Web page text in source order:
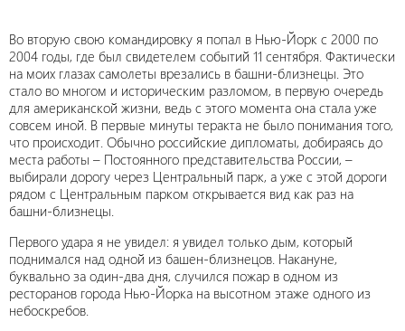
Во вторую свою командировку я попал в Нью-Йорк с 2000 по
2004 годы, где был свидетелем событий 11 сентября. Фактически
на моих глазах самолеты врезались в башни-близнецы. Это
стало во многом и историческим разломом, в первую очередь
для американской жизни, ведь с этого момента она стала уже
совсем иной. В первые минуты теракта не было понимания того,
что происходит. Обычно российские дипломаты, добираясь до
места работы – Постоянного представительства России, –
выбирали дорогу через Центральный парк, а уже с этой дороги
рядом с Центральным парком открывается вид как раз на
башни-близнецы.
Первого удара я не увидел: я увидел только дым, который
поднимался над одной из башен-близнецов. Накануне,
буквально за один-два дня, случился пожар в одном из
ресторанов города Нью-Йорка на высотном этаже одного из
небоскребов.